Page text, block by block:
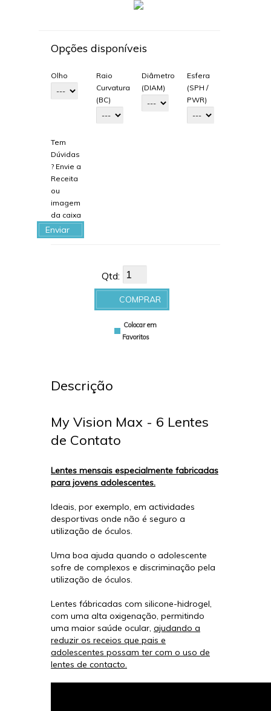
Opções disponíveis
Olho
Raio
Curvatura
(BC)
Diâmetro
(DIAM)
Esfera
(SPH /
PWR)
Tem
Dúvidas
? Envie a
Receita
ou
imagem
da caixa
Enviar
arquivo
Qtd:
COMPRAR
Colocar em
Favoritos
Descrição
My Vision Max - 6 Lentes
de Contato
Lentes mensais especialmente fabricadas
para jovens adolescentes.
Ideais, por exemplo, em actividades
desportivas onde não é seguro a
utilização de óculos.
Uma boa ajuda quando o adolescente
sofre de complexos e discriminação pela
utilização de óculos.
Lentes fábricadas com silicone-hidrogel,
com uma alta oxigenação, permitindo
uma maior saúde ocular, ajudando a
reduzir os receios que pais e
adolescentes possam ter com o uso de
lentes de contacto.